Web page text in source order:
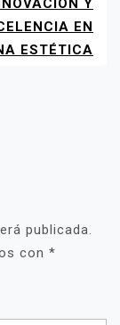
Y
EN
ESTÉTICA
publicada.
con *